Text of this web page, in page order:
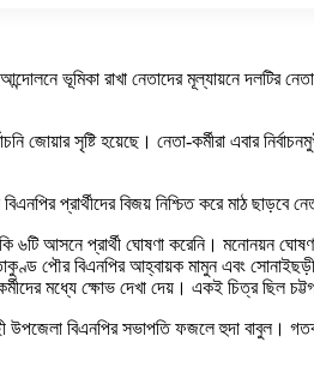
ভূমিকা রাখা নেতাদের মূল্যায়নে দলটির
জোয়ার সৃষ্টি হয়েছে। নেতা-কর্মীরা এবার
প্রার্থীদের বিজয় নিশ্চিত করে মাঠ ছাড়বে
৬টি আসনে প্রার্থী ঘোষণা করেনি। মনোনয়ন
পৌর বিএনপির আহ্বায়ক মামুন এবং সোনাইছড়ী
মধ্যে ক্ষোভ দেখা দেয়। একই চিত্র ছিল
বিএনপির সভাপতি ফজলে হুদা বাবুল।